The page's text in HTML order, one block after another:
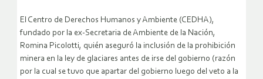
El Centro de Derechos Humanos y Ambiente (CEDHA),
fundado por la ex-Secretaria de Ambiente de la Nación,
Romina Picolotti, quién aseguró la inclusión de la prohibición
minera en la ley de glaciares antes de irse del gobierno (razón
por la cual se tuvo que apartar del gobierno luego del veto a la